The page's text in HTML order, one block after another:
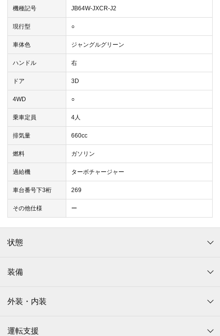
機種記号 JB64W-JXCR-J2
現行型 ○
車体色 ジャングルグリーン
ハンドル 右
ドア 3D
4WD ○
乗車定員 4人
排気量 660cc
燃料 ガソリン
過給機 ターボチャージャー
車台番号下3桁 269
その他仕様 ー
状態
装備
外装・内装
運転支援